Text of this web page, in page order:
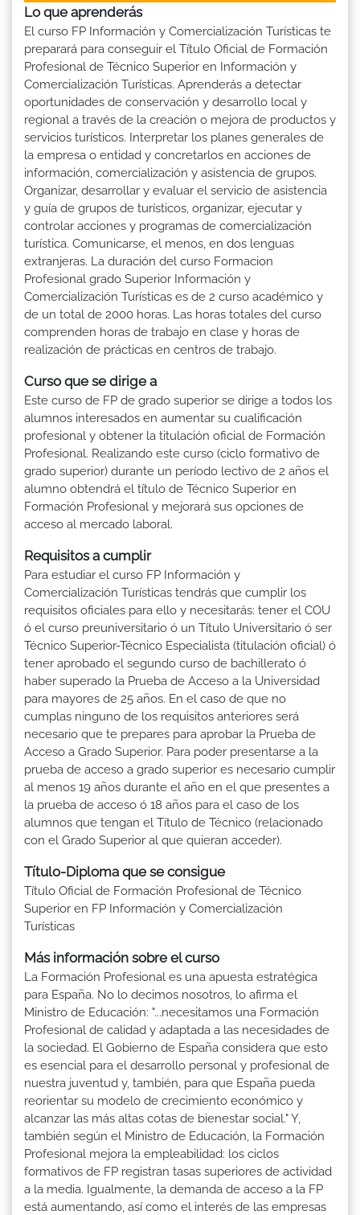
Lo que aprenderás
El curso FP Información y Comercialización Turísticas te
preparará para conseguir el Título Oficial de Formación
Profesional de Técnico Superior en Información y
Comercialización Turísticas. Aprenderás a detectar
oportunidades de conservación y desarrollo local y
regional a través de la creación o mejora de productos y
servicios turísticos. Interpretar los planes generales de
la empresa o entidad y concretarlos en acciones de
información, comercialización y asistencia de grupos.
Organizar, desarrollar y evaluar el servicio de asistencia
y guía de grupos de turísticos, organizar, ejecutar y
controlar acciones y programas de comercialización
turística. Comunicarse, el menos, en dos lenguas
extranjeras. La duración del curso Formacion
Profesional grado Superior Información y
Comercialización Turísticas es de 2 curso académico y
de un total de 2000 horas. Las horas totales del curso
comprenden horas de trabajo en clase y horas de
realización de prácticas en centros de trabajo.
Curso que se dirige a
Este curso de FP de grado superior se dirige a todos los
alumnos interesados en aumentar su cualificación
profesional y obtener la titulación oficial de Formación
Profesional. Realizando este curso (ciclo formativo de
grado superior) durante un período lectivo de 2 años el
alumno obtendrá el título de Técnico Superior en
Formación Profesional y mejorará sus opciones de
acceso al mercado laboral.
Requisitos a cumplir
Para estudiar el curso FP Información y
Comercialización Turísticas tendrás que cumplir los
requisitos oficiales para ello y necesitarás: tener el COU
ó el curso preuniversitario ó un Título Universitario ó ser
Técnico Superior-Técnico Especialista (titulación oficial) ó
tener aprobado el segundo curso de bachillerato ó
haber superado la Prueba de Acceso a la Universidad
para mayores de 25 años. En el caso de que no
cumplas ninguno de los requisitos anteriores será
necesario que te prepares para aprobar la Prueba de
Acceso a Grado Superior. Para poder presentarse a la
prueba de acceso a grado superior es necesario cumplir
al menos 19 años durante el año en el que presentes a
la prueba de acceso ó 18 años para el caso de los
alumnos que tengan el Título de Técnico (relacionado
con el Grado Superior al que quieran acceder).
Título-Diploma que se consigue
Título Oficial de Formación Profesional de Técnico
Superior en FP Información y Comercialización
Turísticas
Más información sobre el curso
La Formación Profesional es una apuesta estratégica
para España. No lo decimos nosotros, lo afirma el
Ministro de Educación: "...necesitamos una Formación
Profesional de calidad y adaptada a las necesidades de
la sociedad. El Gobierno de España considera que esto
es esencial para el desarrollo personal y profesional de
nuestra juventud y, también, para que España pueda
reorientar su modelo de crecimiento económico y
alcanzar las más altas cotas de bienestar social." Y,
también según el Ministro de Educación, la Formación
Profesional mejora la empleabilidad: los ciclos
formativos de FP registran tasas superiores de actividad
a la media. Igualmente, la demanda de acceso a la FP
está aumentando, así como el interés de las empresas